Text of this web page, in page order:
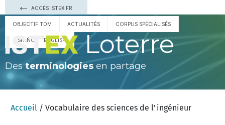
ACCÈS ISTEX.FR
OBJECTIF TDM ACTUALITÉS CORPUS SPÉCIALISÉS
ESPAÑOL ENGLISH Loterre
Des terminologies en partage
Accueil / Vocabulaire des sciences de l'ingénieur